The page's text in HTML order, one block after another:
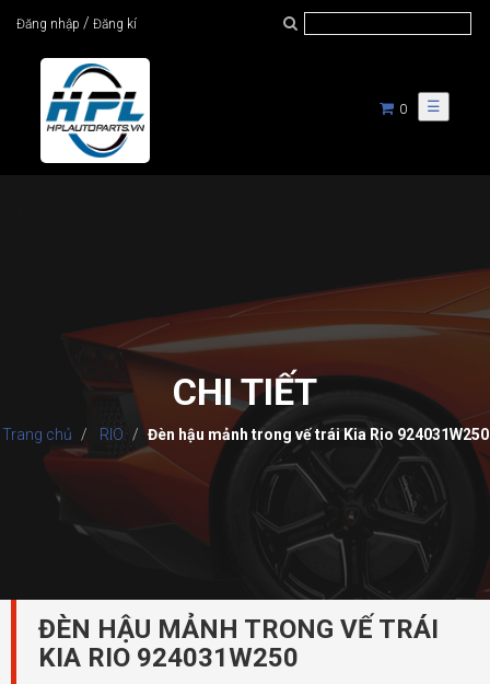
Đăng nhập / Đăng kí
☰
0
CHI TIẾT
Trang chủ RIO Đèn hậu mảnh trong vế trái Kia Rio 924031W250
ĐÈN HẬU MẢNH TRONG VẾ TRÁI
KIA RIO 924031W250